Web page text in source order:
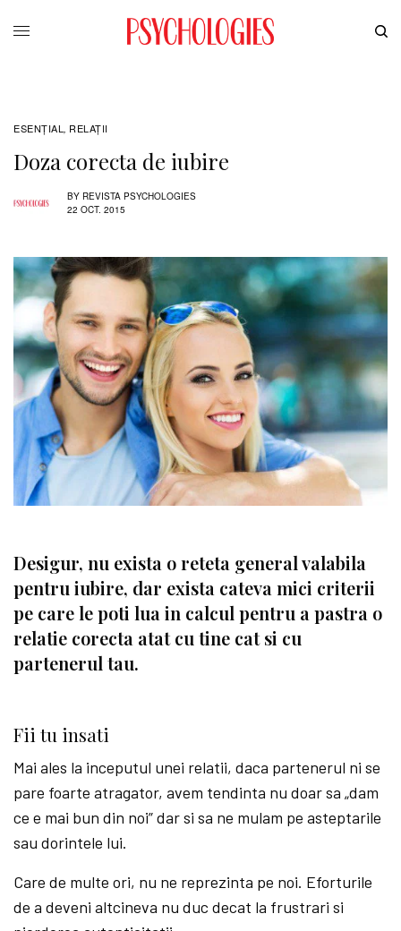
ESENȚIAL , RELAŢII
Doza corecta de iubire
BY REVISTA PSYCHOLOGIES
22 OCT. 2015
Desigur, nu exista o reteta general valabila
pentru iubire, dar exista cateva mici criterii
pe care le poti lua in calcul pentru a pastra o
relatie corecta atat cu tine cat si cu
partenerul tau.
Fii tu insati
Mai ales la inceputul unei relatii, daca partenerul ni se
pare foarte atragator, avem tendinta nu doar sa „dam
ce e mai bun din noi” dar si sa ne mulam pe asteptarile
sau dorintele lui.
Care de multe ori, nu ne reprezinta pe noi. Eforturile
de a deveni altcineva nu duc decat la frustrari si